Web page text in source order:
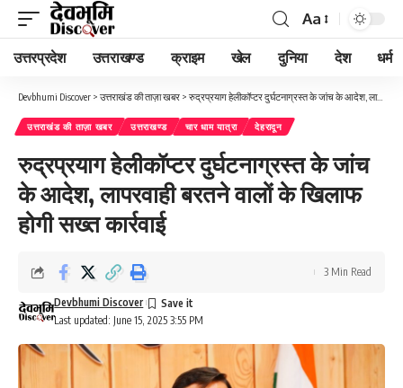
Font
Resizer
Aa
उत्तरप्रदेश उत्तराखण्ड क्राइम खेल दुनिया देश धर्म
Devbhumi Discover > उत्तराखंड की ताज़ा खबर > रुद्रप्रयाग हेलीकॉप्टर दुर्घटनाग्रस्त के जांच के आदेश, लापरवाही बरतने वालों के खिलाफ होगी सख्त कार्रवाई
उत्तराखंड की ताज़ा खबर उत्तराखण्ड चार धाम यात्रा देहरादून
रुद्रप्रयाग हेलीकॉप्टर दुर्घटनाग्रस्त के जांच
के आदेश, लापरवाही बरतने वालों के खिलाफ
होगी सख्त कार्रवाई
Last updated: June 15, 2025 3:55 PM
Devbhumi Discover
3 Min Read